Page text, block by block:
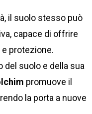
il suolo stesso può
capace di offrire
protezione.
suolo e della sua
promuove il
la porta a nuove